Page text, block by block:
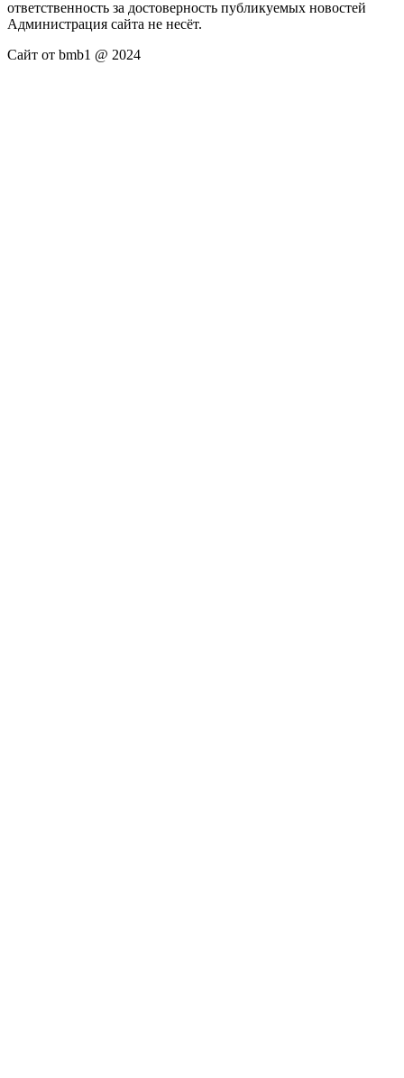
ответственность за достоверность публикуемых новостей
Администрация сайта не несёт.
Сайт от bmb1 @ 2024